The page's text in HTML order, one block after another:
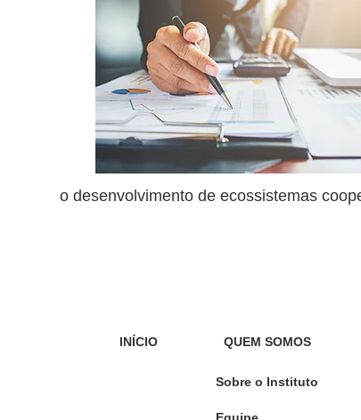
o desenvolvimento de ecossistemas
INÍCIO QUEM SOMOS
Sobre o Instituto
Equipe